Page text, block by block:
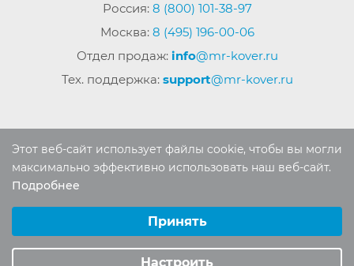
Россия: 8 (800) 101-38-97
Москва: 8 (495) 196-00-06
Отдел продаж: info@mr-kover.ru
Тех. поддержка: support@mr-kover.ru
2022-2026 © Интернет магазинMR-KOVER.RU
Авторские права защищены. Воспроизведение
материалов сайта без письменного разрешения
Этот веб-сайт использует файлы cookie, чтобы вы могли
максимально эффективно использовать наш веб-сайт.
Подробнее
Аналитические/Функциональные
Принять
Настроить